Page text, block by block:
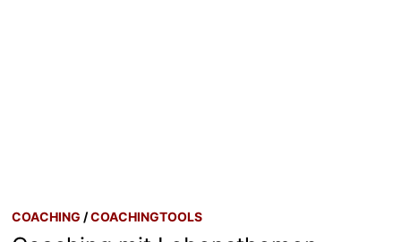
COACHING /COACHINGTOOLS